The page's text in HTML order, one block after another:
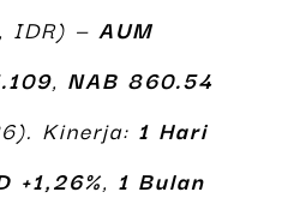
IDR) — AUM
, NAB 860.54
Kinerja: 1 Hari
+1,26%, 1 Bulan